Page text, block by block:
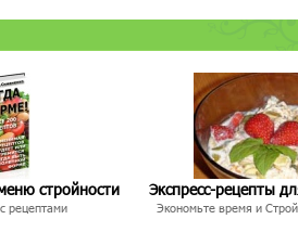
стройности
рецептами
Экспресс-рецепты
Экономьте время и